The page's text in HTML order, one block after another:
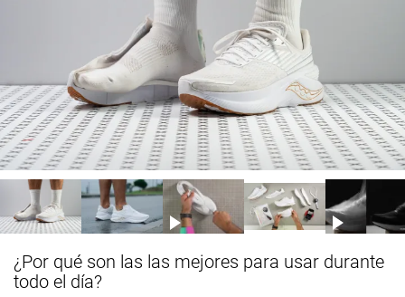
¿Por qué son las las mejores para usar durante
todo el día?